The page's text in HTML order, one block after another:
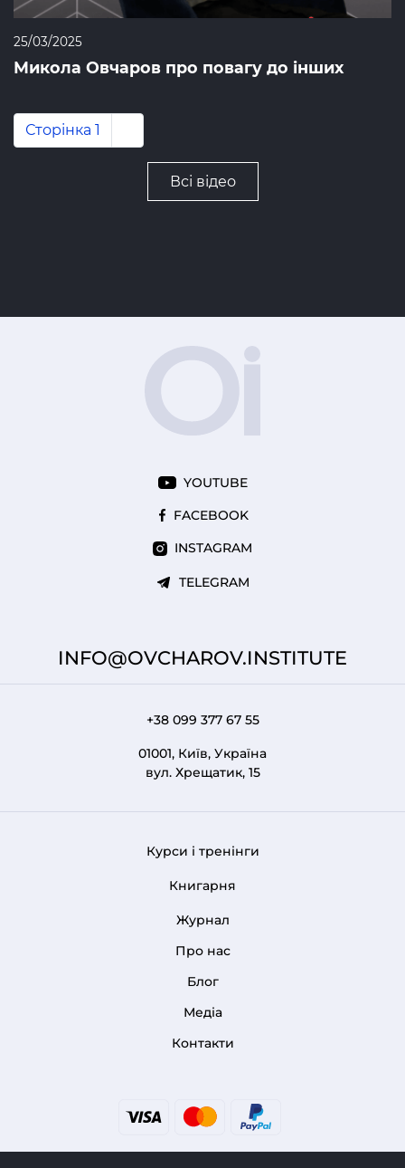
25/03/2025
Микола Овчаров про повагу до інших
Розбивка
на
Сторінка 1
сторінка
Всі відео
YOUTUBE
FACEBOOK
INSTAGRAM
TELEGRAM
INFO@OVCHAROV.INSTITUTE
+38 099 377 67 55
01001, Київ, Україна
вул. Хрещатик, 15
Курси і тренінги
Книгарня
Журнал
Про нас
Блог
Медіа
Контакти